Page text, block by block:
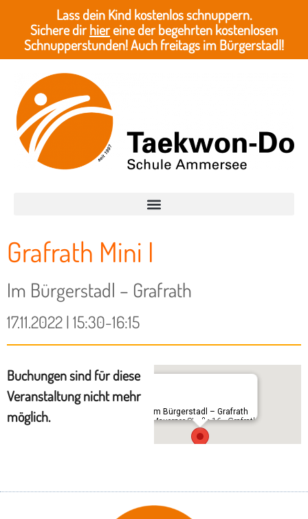
Lass dein Kind kostenlos schnuppern.
Sichere dirhiereine der begehrten kostenlosen
Schnupperstunden! Auch freitags im Bürgerstadl!
Grafrath Mini I
Im Bürgerstadl – Grafrath
17.11.2022 | 15:30-16:15
Buchungen sind für diese
Veranstaltung nicht mehr
möglich.
Im Bürgerstadl – Grafrath
Mauerner Straße 16 - Grafrath